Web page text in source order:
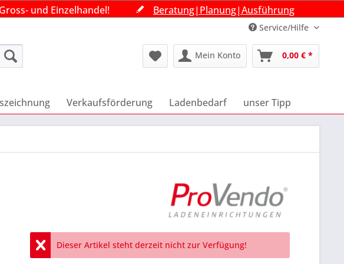
und Einzelhandel! Beratung|Planung|Ausführung
Service/Hilfe
Mein Konto 0,00 € *
und Einzelhandel! Beratung|Planung|Ausführung
Verkaufsförderung Ladenbedarf unser Tipp
Dieser Artikel steht derzeit nicht zur Verfügung!
und Einzelhandel! Beratung|Planung|Ausführung